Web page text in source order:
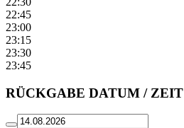
22:45
23:00
23:15
23:30
23:45
RÜCKGABE DATUM / ZEIT